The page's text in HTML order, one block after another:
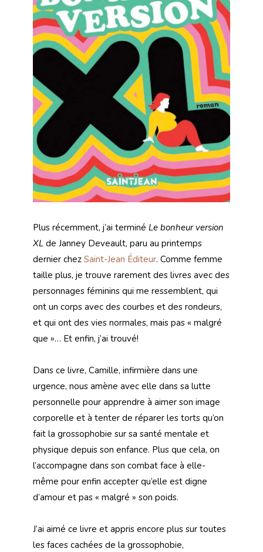
Plus récemment, j’ai terminé Le bonheur version
XL de Janney Deveault, paru au printemps
dernier chez Saint-Jean Éditeur. Comme femme
taille plus, je trouve rarement des livres avec des
personnages féminins qui me ressemblent, qui
ont un corps avec des courbes et des rondeurs,
et qui ont des vies normales, mais pas « malgré
que »… Et enfin, j’ai trouvé!
Dans ce livre, Camille, infirmière dans une
urgence, nous amène avec elle dans sa lutte
personnelle pour apprendre à aimer son image
corporelle et à tenter de réparer les torts qu’on
fait la grossophobie sur sa santé mentale et
physique depuis son enfance. Plus que cela, on
l’accompagne dans son combat face à elle-
même pour enfin accepter qu’elle est digne
d’amour et pas « malgré » son poids.
J’ai aimé ce livre et appris encore plus sur toutes
les faces cachées de la grossophobie,